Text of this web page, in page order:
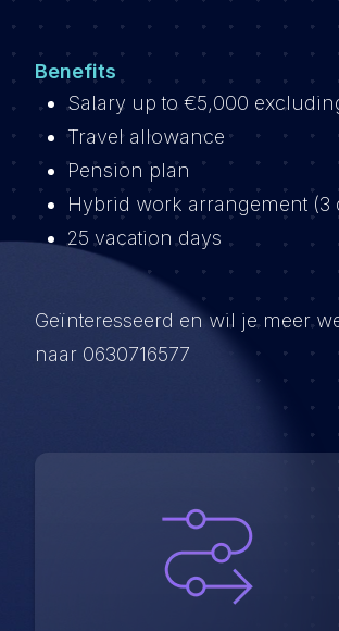
Benefits
Salary up to €5,000
Travel allowance
Pension plan
Hybrid work arrangement (3
25 vacation days
Geïnteresseerd en wil je meer
naar 0630716577